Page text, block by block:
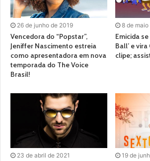
26 de junho de 2019
Vencedora do “Popstar”,
Jeniffer Nascimento estreia
como apresentadora em nova
temporada do The Voice
Brasil!
8 de
Emicida
Ball’ e
clipe;
23 de abril de 2021 19 de